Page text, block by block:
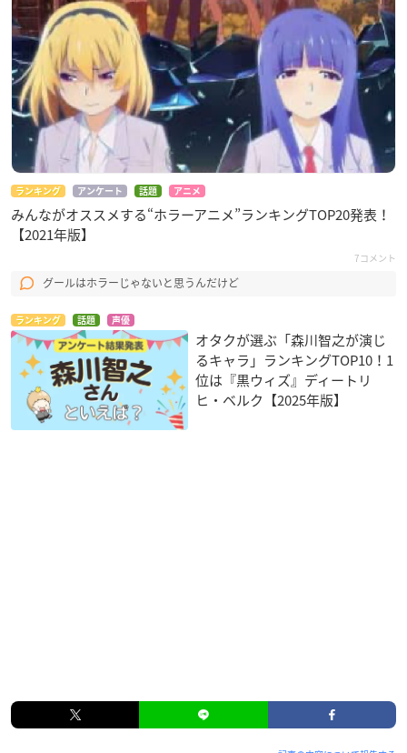
ランキング アンケート 話題 アニメ
みんながオススメする“ホラーアニメ”ランキングTOP20発表！
【2021年版】
7コメント
グールはホラーじゃないと思うんだけど
ランキング 話題 声優
オタクが選ぶ「森川智之が演じ
るキャラ」ランキングTOP10！1
位は『黒ウィズ』ディートリ
ヒ・ベルク【2025年版】